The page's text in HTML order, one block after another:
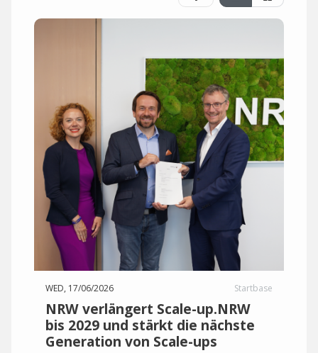
WED, 17/06/2026 Startbase
NRW verlängert Scale-up.NRW
bis 2029 und stärkt die nächste
Generation von Scale-ups